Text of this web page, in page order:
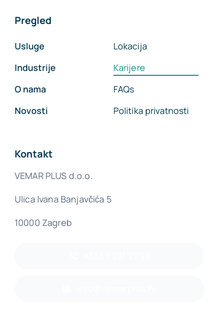
Pregled
Usluge
Industrije
O nama
Novosti
Lokacija
Karijere
FAQs
Politika privatnosti
Kontakt
VEMAR PLUS d.o.o.
Ulica Ivana Banjavčića 5
10000 Zagreb